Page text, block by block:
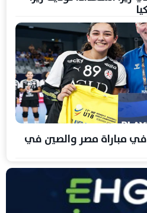
في مباراة مصر والصين في